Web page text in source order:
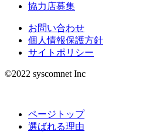
協力店募集
お問い合わせ
個人情報保護方針
サイトポリシー
©︎2022 syscomnet Inc
ページトップ
選ばれる理由